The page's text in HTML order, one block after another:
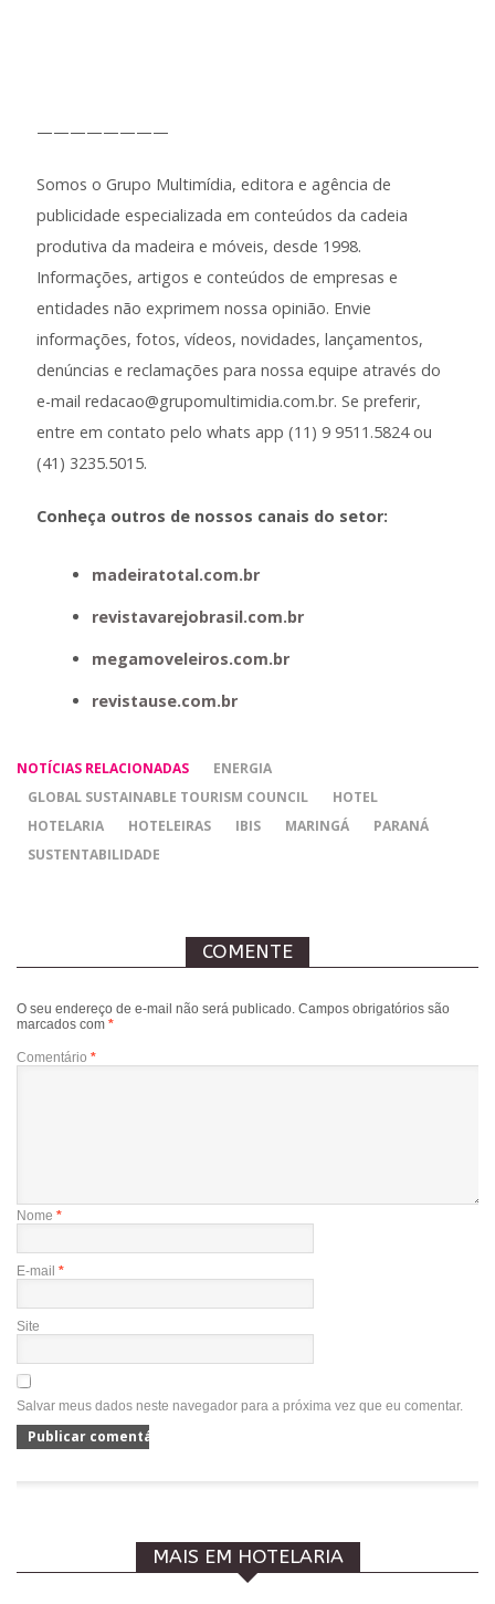
————————
Somos o Grupo Multimídia, editora e agência de
publicidade especializada em conteúdos da cadeia
produtiva da madeira e móveis, desde 1998.
Informações, artigos e conteúdos de empresas e
entidades não exprimem nossa opinião. Envie
informações, fotos, vídeos, novidades, lançamentos,
denúncias e reclamações para nossa equipe através do
e-mail redacao@grupomultimidia.com.br. Se preferir,
entre em contato pelo whats app (11) 9 9511.5824 ou
(41) 3235.5015.
Conheça outros de nossos canais do setor:
madeiratotal.com.br
revistavarejobrasil.com.br
megamoveleiros.com.br
revistause.com.br
NOTÍCIAS RELACIONADAS
ENERGIA
GLOBAL SUSTAINABLE TOURISM COUNCIL
HOTEL
HOTELARIA
HOTELEIRAS IBIS MARINGÁ
PARANÁ
SUSTENTABILIDADE
COMENTE
O seu endereço de e-mail não será publicado. Campos obrigatórios são
marcados com *
Comentário *
Nome *
E-mail *
Site
Salvar meus dados neste navegador para a próxima vez que eu comentar.
MAIS EM HOTELARIA